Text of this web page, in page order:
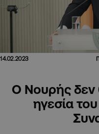
14.02.2023
Ο Νουρής δεν
ηγεσία